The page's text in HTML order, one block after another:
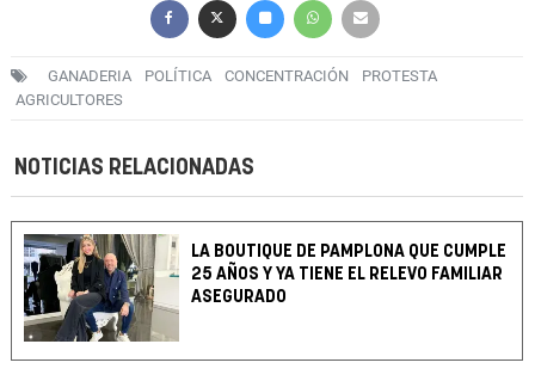
GANADERIA POLÍTICA CONCENTRACIÓN
PROTESTA
AGRICULTORES
NOTICIAS RELACIONADAS
LA BOUTIQUE DE PAMPLONA QUE CUMPLE
25 AÑOS Y YA TIENE EL RELEVO FAMILIAR
ASEGURADO